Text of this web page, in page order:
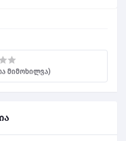
მიმოხილვა)